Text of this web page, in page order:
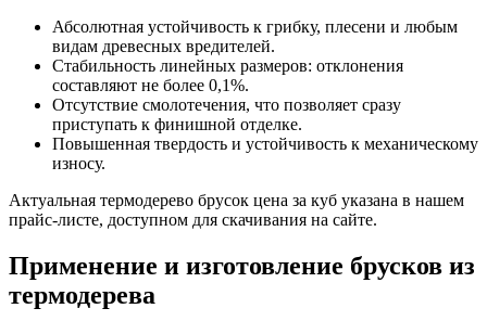
Абсолютная устойчивость к грибку, плесени и любым
видам древесных вредителей.
Стабильность линейных размеров: отклонения
составляют не более 0,1%.
Отсутствие смолотечения, что позволяет сразу
приступать к финишной отделке.
Повышенная твердость и устойчивость к механическому
износу.
Актуальная термодерево брусок цена за куб указана в нашем
прайс-листе, доступном для скачивания на сайте.
Применение и изготовление брусков из
термодерева